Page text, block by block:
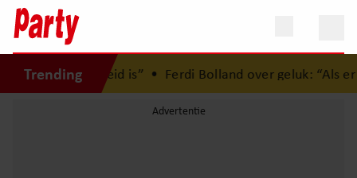
Trending
is”• Ferdi Bolland over geluk: “Als er iets is met